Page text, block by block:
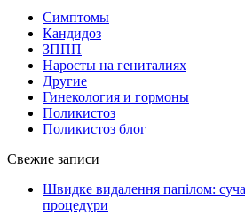
Симптомы
Кандидоз
ЗППП
Наросты на гениталиях
Другие
Гинекология и гормоны
Поликистоз
Поликистоз блог
Свежие записи
Швидке видалення папілом:
процедури